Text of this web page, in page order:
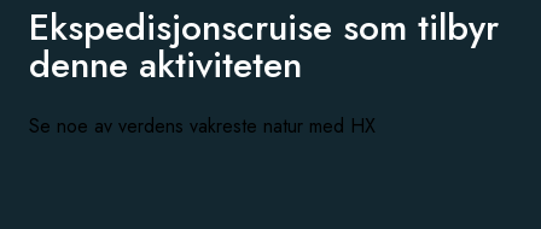
Ekspedisjonscruise som tilbyr
denne aktiviteten
Se noe av verdens vakreste natur med HX